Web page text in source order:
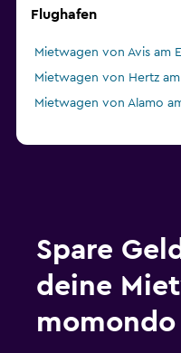
Flughafen
Mietwagen von Avis am
Mietwagen von Hertz
Mietwagen von Alamo
Spare
deine
momondo